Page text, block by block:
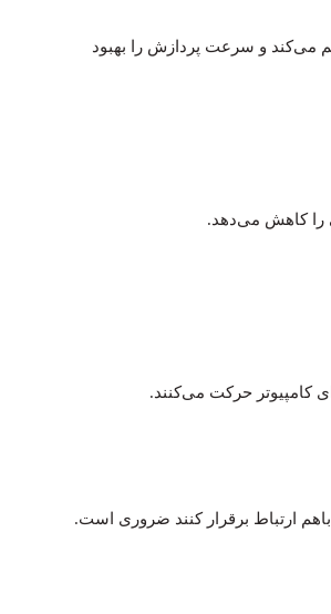
می‌کند و سرعت پردازش را بهبود
را کاهش می‌دهد.
ارتباط برقرار کنند ضروری است.